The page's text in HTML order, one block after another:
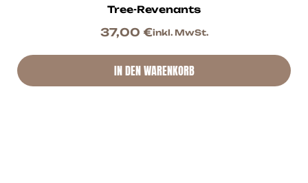
Tree-Revenants
37,00 €inkl. MwSt.
IN DEN WARENKORB